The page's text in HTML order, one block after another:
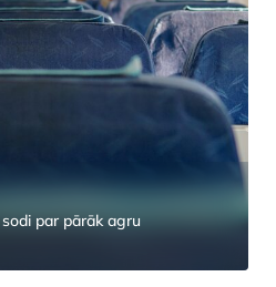
par pārāk agru